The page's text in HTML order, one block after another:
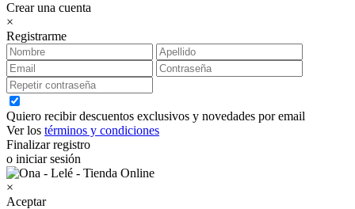
Crear una cuenta
×
Registrarme
Quiero recibir descuentos exclusivos y novedades por email
Ver los términos y condiciones
Finalizar registro
o iniciar sesión
×
Aceptar